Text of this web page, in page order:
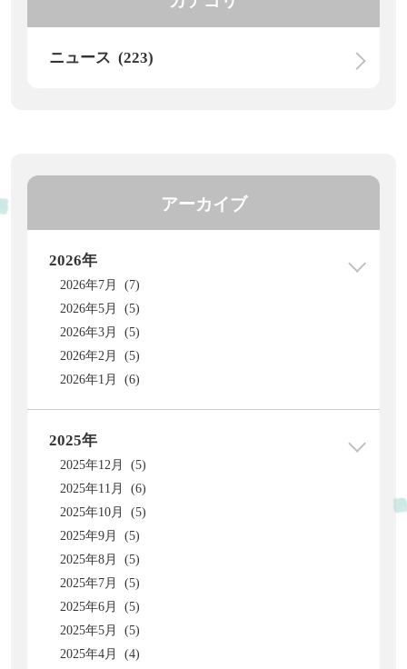
ニュース (223)
アーカイブ
2026年
2026年7月 (7)
2026年5月 (5)
2026年3月 (5)
2026年2月 (5)
2026年1月 (6)
2025年
2025年12月 (5)
2025年11月 (6)
2025年10月 (5)
2025年9月 (5)
2025年8月 (5)
2025年7月 (5)
2025年6月 (5)
2025年5月 (5)
2025年4月 (4)